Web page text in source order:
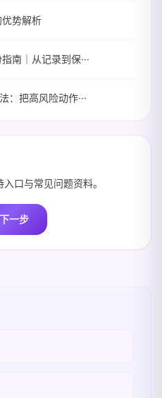
势解析
南｜从记录到保···
把高风险动作···
口与常见问题资料。
一步